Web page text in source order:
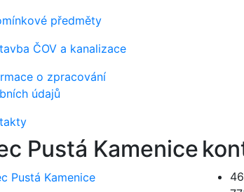
předměty
ČOV a kanalizace
o zpracování
údajů
Pustá Kamenice